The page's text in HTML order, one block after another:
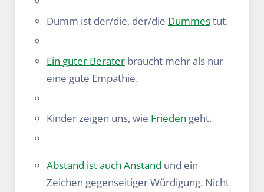
Dumm ist der/die, der/die Dummestut.
Ein guter Berater braucht mehr als nur
eine gute Empathie.
Kinder zeigen uns, wie Frieden geht.
Abstand ist auch Anstand und ein
Zeichen gegenseitiger Würdigung. Nicht